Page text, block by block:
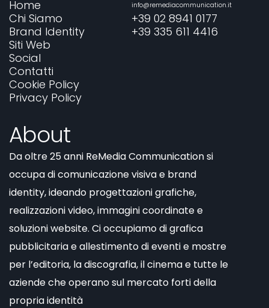
Home
Chi Siamo
Brand Identity
Siti Web
Social
Contatti
Cookie Policy
Privacy Policy
About
Da oltre 25 anni ReMedia Communication si
occupa di comunicazione visiva e brand
identity, ideando progettazioni grafiche,
realizzazioni video, immagini coordinate e
soluzioni website. Ci occupiamo di grafica
pubblicitaria e allestimento di eventi e mostre
per l’editoria, la discografia, il cinema e tutte le
aziende che operano sul mercato forti della
propria identità
info@remediacommunication.it
+39 02 8941 0177
+39 335 611 4416